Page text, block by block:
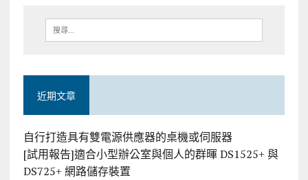
近期文章
自行打造具有雙電源供應器的桌機或伺服器
[試用報告]適合小型辦公室與個人的群暉 DS1525+ 與
DS725+ 網路儲存裝置